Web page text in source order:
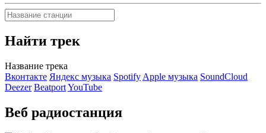
Найти трек
Название трека
Вконтакте Яндекс музыка Spotify Apple музыка SoundCloud
Deezer BeatportYouTube
Веб радиостанция